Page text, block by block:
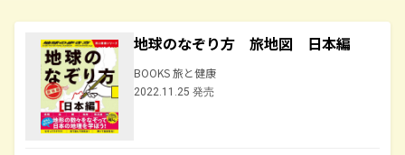
地球のなぞり方 旅地図 日本編
BOOKS 旅と健康
2022.11.25 発売